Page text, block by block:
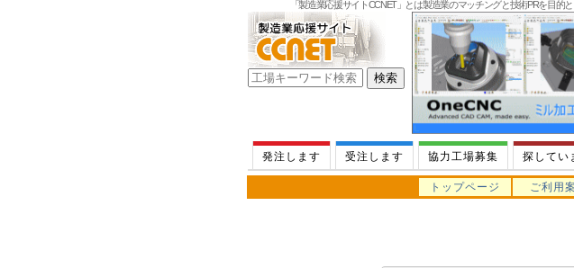
「製造業応援サイトCCNET」とは製造業のマッチングと技術PRを目
発注します 受注します 協力工場募集 探してい
トップページ ご利用